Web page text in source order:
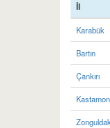
İl
Karabük
Bartın
Çankırı
Zonguldak